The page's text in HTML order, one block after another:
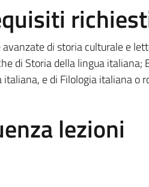
avanzate di storia culturale e
di Storia della lingua
italiana, e di Filologia italiana o
lezioni